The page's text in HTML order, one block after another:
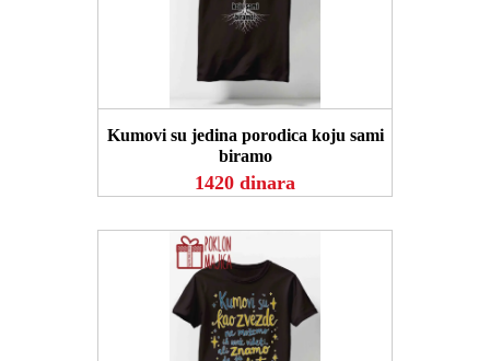
POGLEDAJ
Kumovi su jedina porodica koju sami
biramo
1420 dinara